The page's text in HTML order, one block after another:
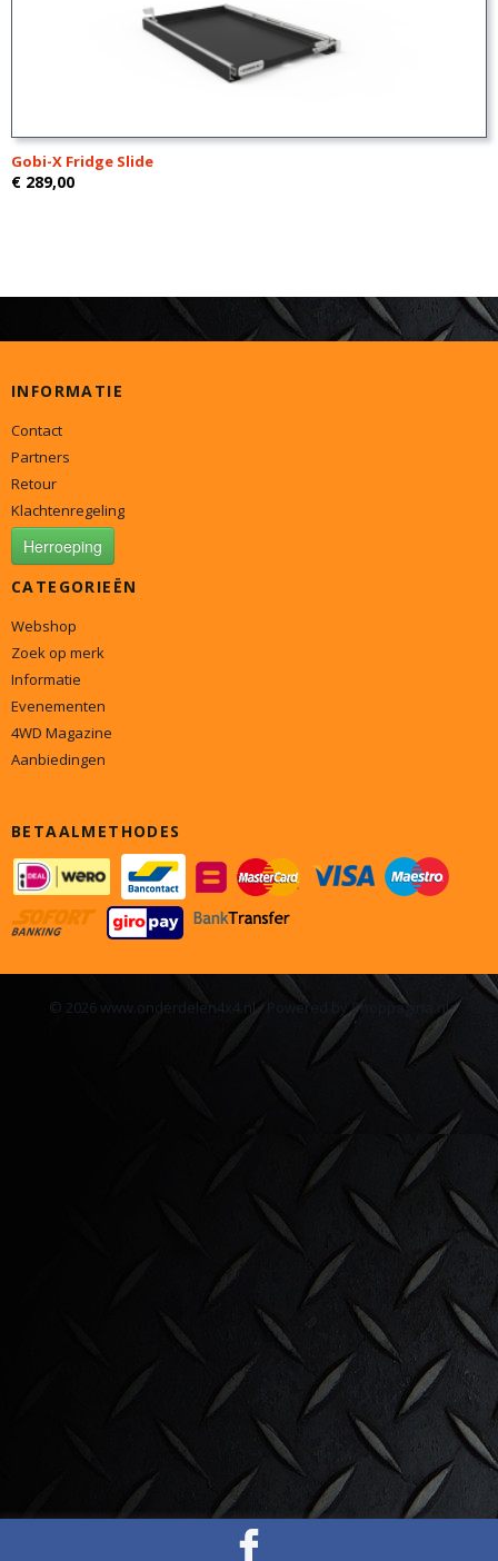
Gobi-X Fridge Slide
€ 289,00
INFORMATIE
Contact
Partners
Retour
Klachtenregeling
Herroeping
CATEGORIEËN
Webshop
Zoek op merk
Informatie
Evenementen
4WD Magazine
Aanbiedingen
BETAALMETHODES
© 2026 www.onderdelen4x4.nl - Powered by Shoppagina.nl